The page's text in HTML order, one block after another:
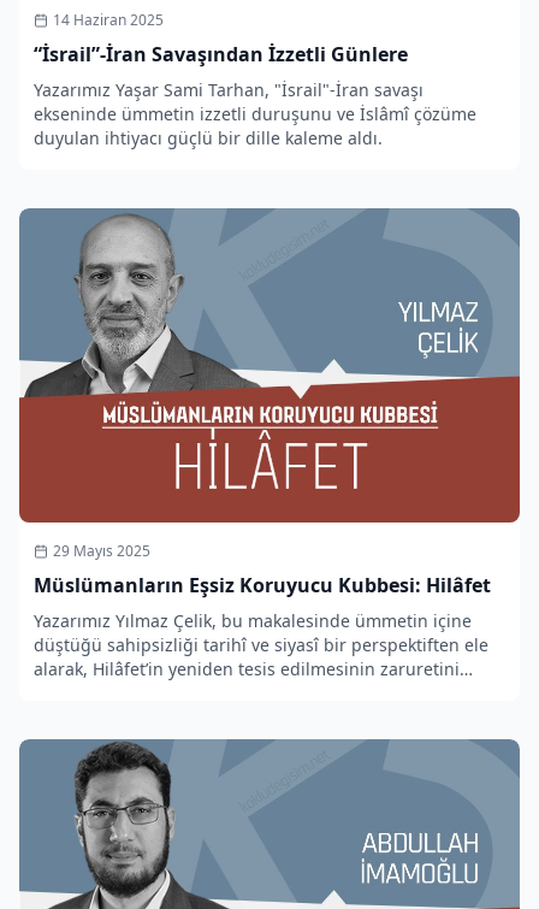
14 Haziran 2025
“İsrail”-İran Savaşından İzzetli Günlere
Yazarımız Yaşar Sami Tarhan, "İsrail"-İran savaşı
ekseninde ümmetin izzetli duruşunu ve İslâmî çözüme
duyulan ihtiyacı güçlü bir dille kaleme aldı.
29 Mayıs 2025
Müslümanların Eşsiz Koruyucu Kubbesi: Hilâfet
Yazarımız Yılmaz Çelik, bu makalesinde ümmetin içine
düştüğü sahipsizliği tarihî ve siyasî bir perspektiften ele
alarak, Hilâfet’in yeniden tesis edilmesinin zaruretini